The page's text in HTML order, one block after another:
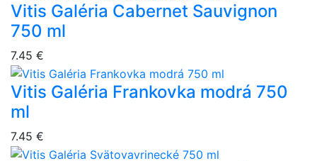
Vitis Galéria Cabernet Sauvignon
750 ml
7.45 €
Vitis Galéria Frankovka modrá 750
ml
7.45 €